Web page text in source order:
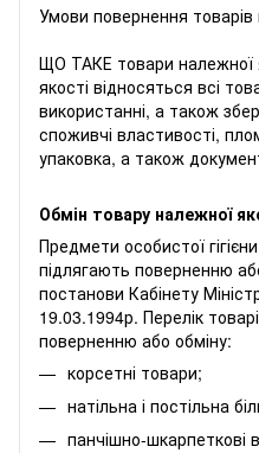
Умови повернення товарів
ЩО ТАКЕ товари належної
якості відносяться всі
використанні, а також
споживчі властивості,
упаковка, а також
Обмін товару належної
Предмети особистої
підлягають поверненню
постанови Кабінету
19.03.1994р. Перелік
поверненню або обміну:
корсетні товари;
натільна і постільна
панчішно-шкарпеткові